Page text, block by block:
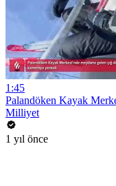
1:45
Palandöken Kayak
Milliyet
1 yıl önce